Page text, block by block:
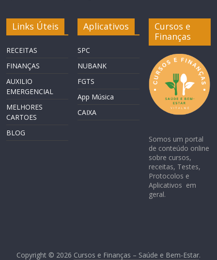
Links Úteis
RECEITAS
FINANÇAS
AUXILIO
EMERGENCIAL
MELHORES
CARTOES
BLOG
Aplicativos
SPC
NUBANK
FGTS
App Música
CAIXA
Cursos e
Finanças
Somos um portal
de conteúdo online
sobre cursos,
receitas, Testes,
Protocolos e
Aplicativos em
geral.
Copyright © 2026 Cursos e Finanças – Saúde e Bem-Estar.